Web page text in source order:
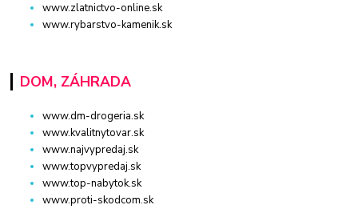
www.zlatnictvo-online.sk
www.rybarstvo-kamenik.sk
DOM, ZÁHRADA
www.dm-drogeria.sk
www.kvalitnytovar.sk
www.najvypredaj.sk
www.topvypredaj.sk
www.top-nabytok.sk
www.proti-skodcom.sk